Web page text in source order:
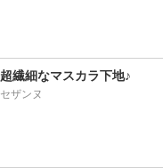
超繊細なマスカラ下地♪
セザンヌ